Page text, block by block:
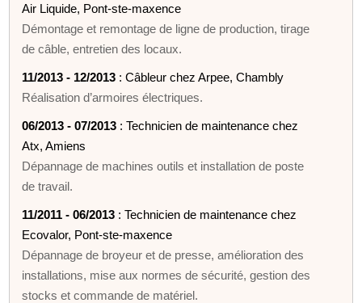
Air Liquide, Pont-ste-maxence
Démontage et remontage de ligne de production, tirage
de câble, entretien des locaux.
11/2013 - 12/2013 : Câbleur chez Arpee, Chambly
Réalisation d’armoires électriques.
06/2013 - 07/2013 : Technicien de maintenance chez
Atx, Amiens
Dépannage de machines outils et installation de poste
de travail.
11/2011 - 06/2013 : Technicien de maintenance chez
Ecovalor, Pont-ste-maxence
Dépannage de broyeur et de presse, amélioration des
installations, mise aux normes de sécurité, gestion des
stocks et commande de matériel.